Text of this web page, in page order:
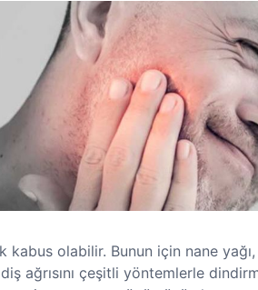
kabus olabilir. Bunun için nane
ağrısını çeşitli yöntemlerle